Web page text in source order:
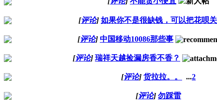
[评论] 如果你不是很缺钱，可以把花呗
[评论] 中国移动10086那些事
[评论] 瑞祥天越捡漏房香不香？
[评论] 货拉拉。。 ...2
[评论] 勿踩雷